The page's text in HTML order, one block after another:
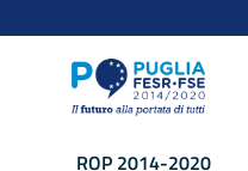
ROP 2014-2020